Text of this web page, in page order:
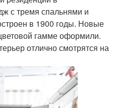
с тремя спальнями и
в 1900 годы. Новые
гамме оформили.
отлично смотрятся на